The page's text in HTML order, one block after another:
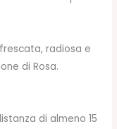
radiosa e
di Rosa.
di almeno 15